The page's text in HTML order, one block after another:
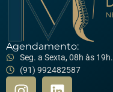
Agendamento:
Seg. a Sexta, 08h às 19h.
(91) 992482587